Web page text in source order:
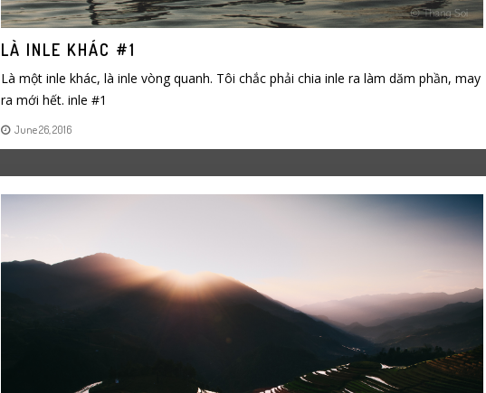
LÀ INLE KHÁC #1
Là một inle khác, là inle vòng quanh. Tôi chắc phải chia inle ra làm dăm phần, may
ra mới hết. inle #1
June 26, 2016